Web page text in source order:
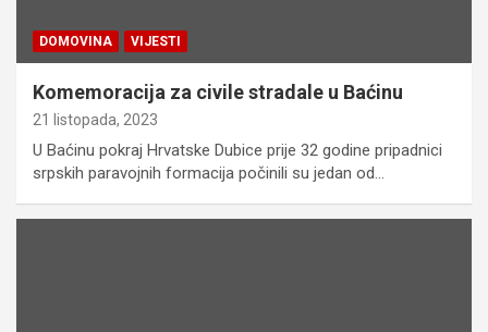
DOMOVINA VIJESTI
Komemoracija za civile stradale u Baćinu
21 listopada, 2023
U Baćinu pokraj Hrvatske Dubice prije 32 godine pripadnici
srpskih paravojnih formacija počinili su jedan od…